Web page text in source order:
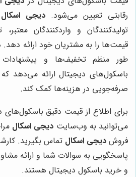
رقابتی تعیین می‌شود. دیجی اسکال
تولیدکنندگان و واردکنندگان
قیمت‌ها را به مشتریان خود ارائه
طور منظم تخفیف‌ها و پیشنهادات
باسکول‌های دیجیتال ارائه می‌دهد
صرفه‌جویی در هزینه‌ها کمک کند.
برای اطلاع از قیمت دقیق باسکول‌های
می‌توانید به وب‌سایت دیجی اسکال
فروش دیجی اسکال تماس بگیرید.
پاسخگویی به سوالات شما و ارائه
و خرید باسکول دیجیتال هستند.